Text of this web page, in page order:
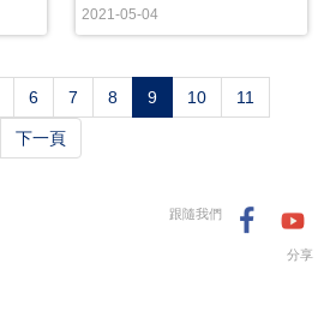
2021-05-04
6 7 8 9(current)
10 11
下一頁
跟隨我們
分享